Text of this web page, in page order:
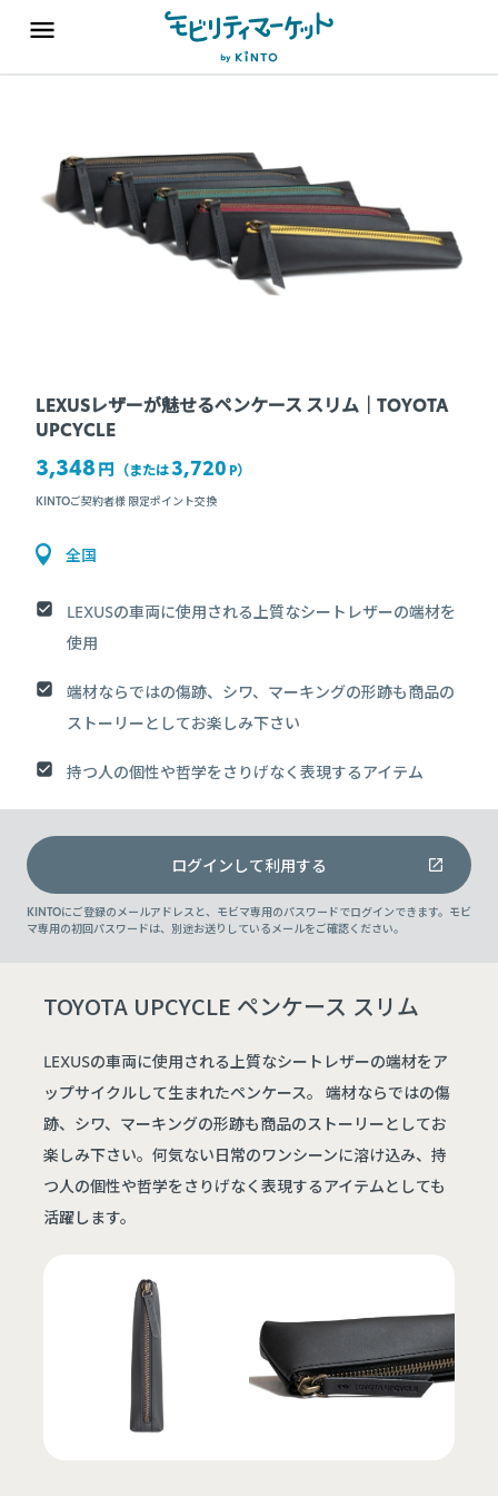
TOYOTA UPCYCLE ペンケース スリム
LEXUSの車両に使用される上質なシートレザーの端材をア
ップサイクルして生まれたペンケース。 端材ならではの傷
跡、シワ、マーキングの形跡も商品のストーリーとしてお
楽しみ下さい。何気ない日常のワンシーンに溶け込み、持
つ人の個性や哲学をさりげなく表現するアイテムとしても
活躍します。
LEXUSレザーが魅せるペンケース スリム｜TOYOTA
UPCYCLE
3,348 円 （または3,720 P）
KINTOご契約者様 限定ポイント交換
全国
LEXUSの車両に使用される上質なシートレザーの端材を
使用
端材ならではの傷跡、シワ、マーキングの形跡も商品の
ストーリーとしてお楽しみ下さい
持つ人の個性や哲学をさりげなく表現するアイテム
ログインして利用する
KINTOにご登録のメールアドレスと、モビマ専用のパスワードでログインできます。モビ
マ専用の初回パスワードは、別途お送りしているメールをご確認ください。